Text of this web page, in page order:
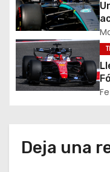
e
e
n
t
a
Deja una